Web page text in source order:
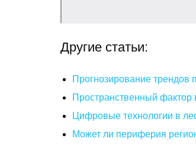
Другие статьи:
Прогнозирование трендов
Пространственный фактор
Цифровые технологии в
Может ли периферия